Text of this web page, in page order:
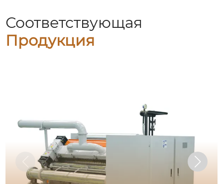
Соответствующая
Продукция